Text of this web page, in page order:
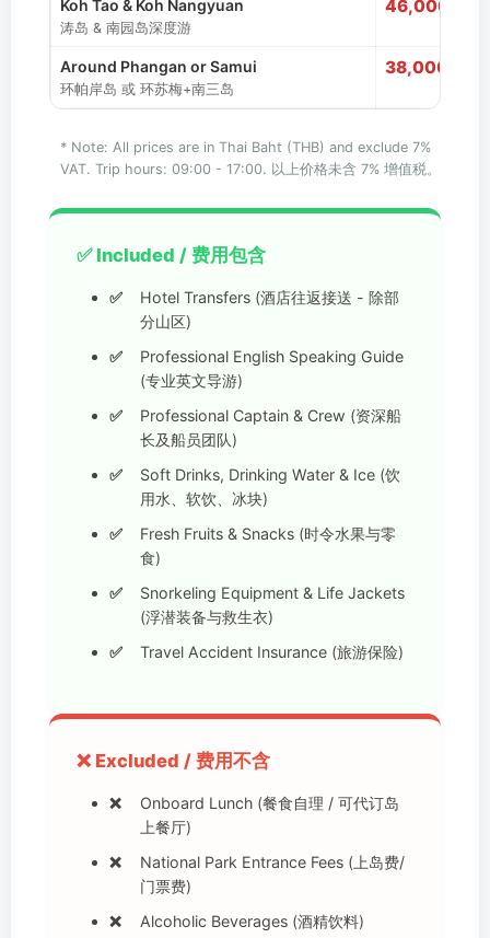
Koh Tao & Koh Nangyuan
涛岛 & 南园岛深度游
46,000
Around Phangan or Samui
环帕岸岛 或 环苏梅+南三岛
38,000
* Note: All prices are in Thai Baht (THB) and exclude 7%
VAT. Trip hours: 09:00 - 17:00. 以上价格未含 7% 增值税。
✅ Included / 费用包含
Hotel Transfers (酒店往返接送 - 除部
分山区)
Professional English Speaking Guide
(专业英文导游)
Professional Captain & Crew (资深船
长及船员团队)
Soft Drinks, Drinking Water & Ice (饮
用水、软饮、冰块)
Fresh Fruits & Snacks (时令水果与零
食)
Snorkeling Equipment & Life Jackets
(浮潜装备与救生衣)
Travel Accident Insurance (旅游保险)
❌ Excluded / 费用不含
Onboard Lunch (餐食自理 / 可代订岛
上餐厅)
National Park Entrance Fees (上岛费/
门票费)
Alcoholic Beverages (酒精饮料)